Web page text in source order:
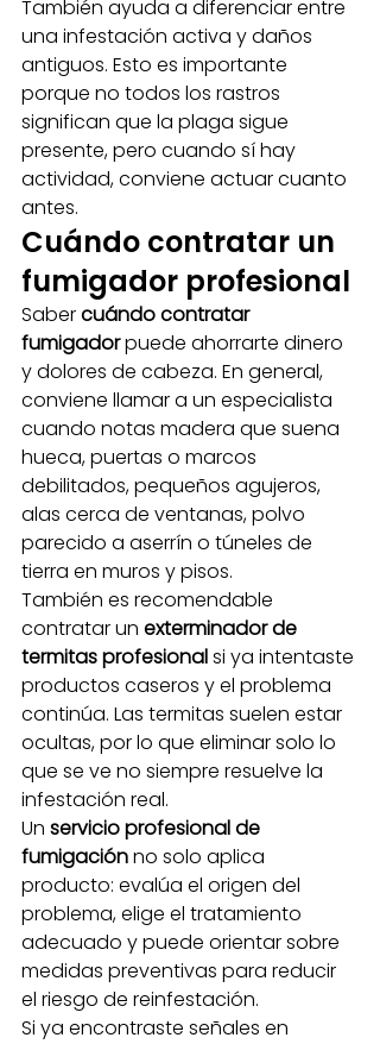
También ayuda a diferenciar entre
una infestación activa y daños
antiguos. Esto es importante
porque no todos los rastros
significan que la plaga sigue
presente, pero cuando sí hay
actividad, conviene actuar cuanto
antes.
Cuándo contratar un
fumigador profesional
Saber cuándo contratar
fumigador puede ahorrarte dinero
y dolores de cabeza. En general,
conviene llamar a un especialista
cuando notas madera que suena
hueca, puertas o marcos
debilitados, pequeños agujeros,
alas cerca de ventanas, polvo
parecido a aserrín o túneles de
tierra en muros y pisos.
También es recomendable
contratar un exterminador de
termitas profesional si ya intentaste
productos caseros y el problema
continúa. Las termitas suelen estar
ocultas, por lo que eliminar solo lo
que se ve no siempre resuelve la
infestación real.
Un servicio profesional de
fumigación no solo aplica
producto: evalúa el origen del
problema, elige el tratamiento
adecuado y puede orientar sobre
medidas preventivas para reducir
el riesgo de reinfestación.
Si ya encontraste señales en